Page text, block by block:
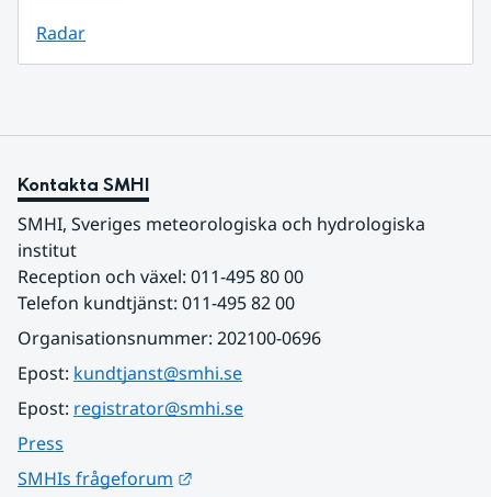
Radar
Kontakta SMHI
SMHI, Sveriges meteorologiska och hydrologiska
institut
Reception och växel: 011-495 80 00
Telefon kundtjänst: 011-495 82 00
Organisationsnummer: 202100-0696
Epost: kundtjanst@smhi.se
Epost: registrator@smhi.se
Press
SMHIs frågeforum